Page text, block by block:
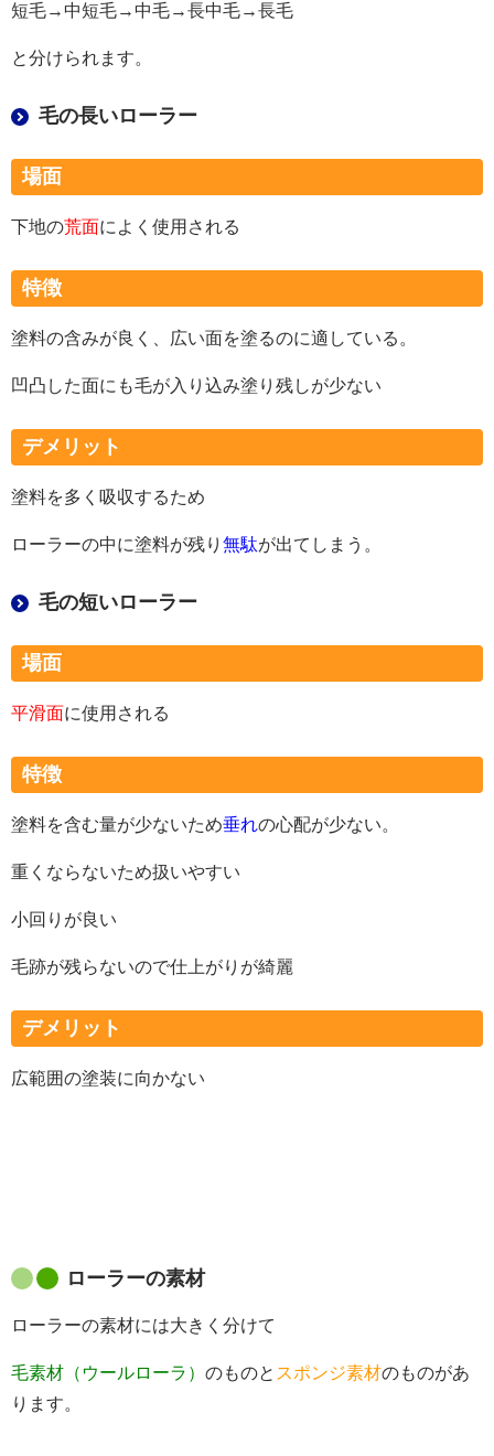
短毛→中短毛→中毛→長中毛→長毛
と分けられます。
毛の長いローラー
場面
下地の荒面によく使用される
特徴
塗料の含みが良く、広い面を塗るのに適している。
凹凸した面にも毛が入り込み塗り残しが少ない
デメリット
塗料を多く吸収するため
ローラーの中に塗料が残り 無駄が出てしまう。
毛の短いローラー
場面
平滑面に使用される
特徴
塗料を含む量が少ないため垂れの心配が少ない。
重くならないため扱いやすい
小回りが良い
毛跡が残らないので仕上がりが綺麗
デメリット
広範囲の塗装に向かない
ローラーの素材
ローラーの素材には大きく分けて
毛素材（ウールローラ） のものと スポンジ素材のものがあ
ります。